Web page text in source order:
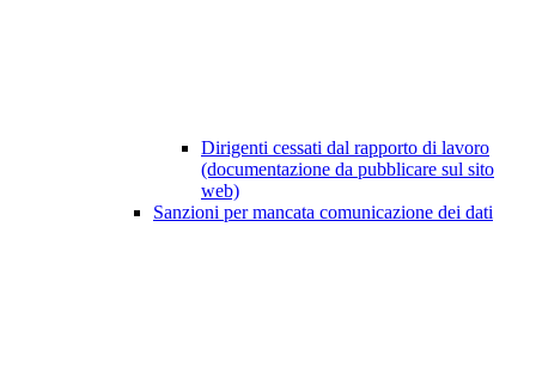
Dirigenti cessati dal rapporto di lavoro
(documentazione da pubblicare sul sito
web)
Sanzioni per mancata comunicazione dei dati